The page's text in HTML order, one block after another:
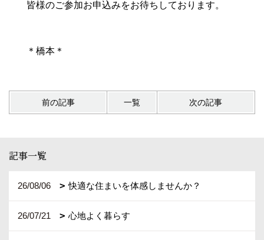
皆様のご参加お申込みをお待ちしております。
＊橋本＊
前の記事 一覧 次の記事
記事一覧
26/08/06 快適な住まいを体感しませんか？
26/07/21 心地よく暮らす